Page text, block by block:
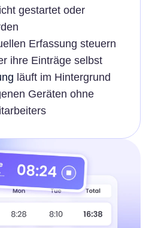
gestartet oder
Erfassung steuern
ihre Einträge selbst
läuft im Hintergrund
Geräten ohne